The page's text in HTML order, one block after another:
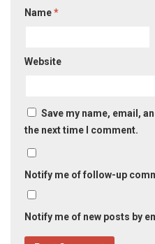
Name*
Website
Save my name, email,
the next time I comment.
Notify me of follow-up
Notify me of new posts by